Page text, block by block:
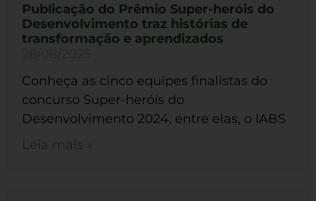
Publicação do Prêmio Super-heróis do
Desenvolvimento traz histórias de
transformação e aprendizados
Conheça as cinco equipes finalistas do
concurso Super-heróis do
Desenvolvimento 2024, entre elas, o IABS
Leia mais »